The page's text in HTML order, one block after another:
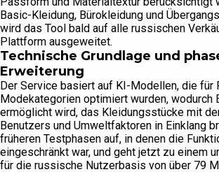
Basic-Kleidung, Bürokleidung und
wird das Tool bald auf alle russischen
Plattform ausgeweitet.
Technische Grundlage und
Erweiterung
Der Service basiert auf KI-Modellen, die für
Modekategorien optimiert wurden, wodurch
ermöglicht wird, das Kleidungsstücke mit
Benutzers und Umweltfaktoren in Einklang
früheren Testphasen auf, in denen die
eingeschränkt war, und geht jetzt zu einem
für die russische Nutzerbasis von über 79